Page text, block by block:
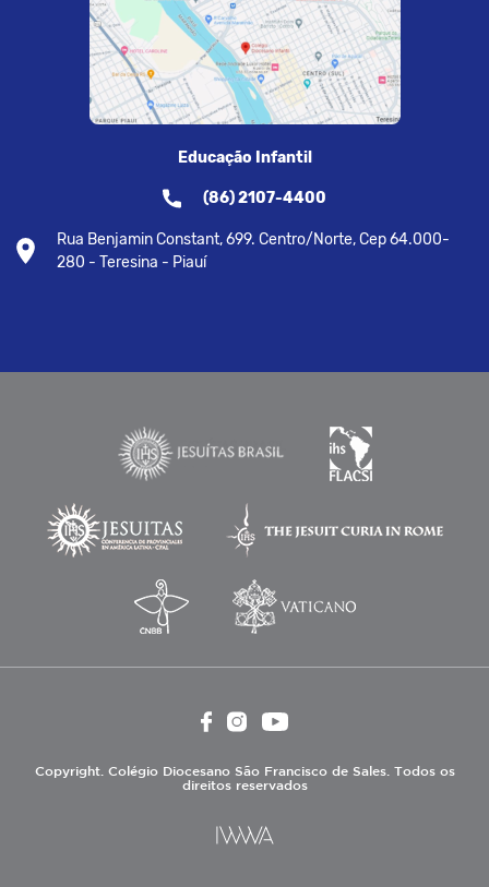
Educação Infantil
(86) 2107-4400
Rua Benjamin Constant, 699. Centro/Norte, Cep 64.000-
280 - Teresina - Piauí
Copyright. Colégio Diocesano São Francisco de Sales. Todos os
direitos reservados